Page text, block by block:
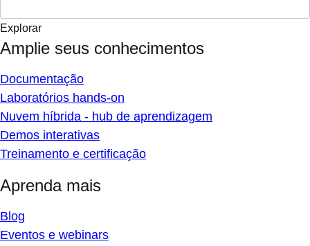
Explorar
Amplie seus conhecimentos
Documentação
Laboratórios hands-on
Nuvem híbrida - hub de aprendizagem
Demos interativas
Treinamento e certificação
Aprenda mais
Blog
Eventos e webinars